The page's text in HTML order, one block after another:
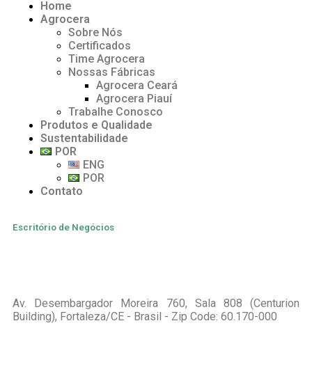
Home
Agrocera
Sobre Nós
Certificados
Time Agrocera
Nossas Fábricas
Agrocera Ceará
Agrocera Piauí
Trabalhe Conosco
Produtos e Qualidade
Sustentabilidade
POR
ENG
POR
Contato
Escritório de Negócios
Av. Desembargador Moreira 760, Sala 808 (Centurion
Building), Fortaleza/CE - Brasil - Zip Code: 60.170-000